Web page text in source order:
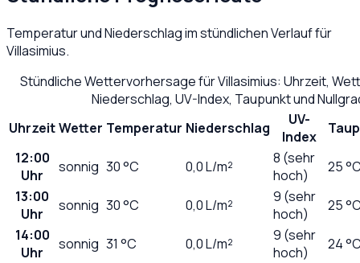
Temperatur und Niederschlag im stündlichen Verlauf für
Villasimius.
Stündliche Wettervorhersage fürVillasimius: Uhrzeit,
Niederschlag, UV-Index, Taupunkt und
UhrzeitWetter Temperatur Niederschlag
UV-
Index
12:00
Uhr
sonnig 30°C 0,0L/m²
8 (sehr
hoch)
25
13:00
Uhr
sonnig 30°C 0,0L/m²
9 (sehr
hoch)
25
14:00
Uhr
sonnig 31 °C 0,0L/m²
9 (sehr
hoch)
24